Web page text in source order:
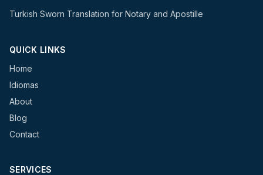
Turkish Sworn Translation for Notary and Apostille
QUICK LINKS
Home
Idiomas
About
Blog
Contact
SERVICES